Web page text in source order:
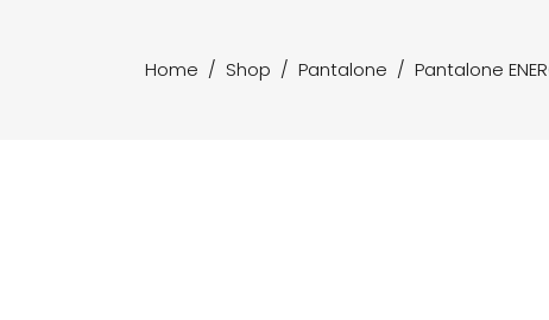
Home / Shop / Pantalone / Pantalone